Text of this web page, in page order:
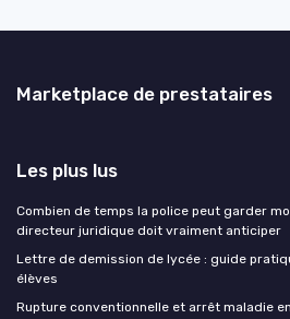
Marketplace de prestataires
Les plus lus
Combien de temps la police peut garder
directeur juridique doit vraiment anticiper
Lettre de demission de lycée : guide
élèves
Rupture conventionnelle et arrêt maladie